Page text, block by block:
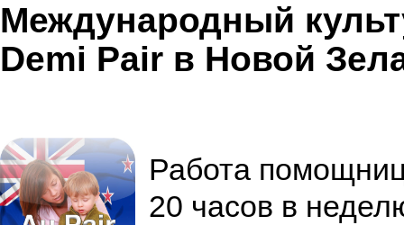
Международный
Demi Pair в Новой
Работа
20 часов в